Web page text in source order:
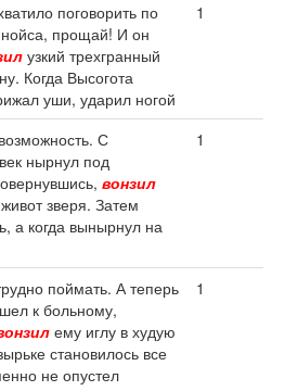
поговорить по
прощай! И он
узкий трехгранный
Когда Высогота
уши, ударил ногой
1
С
нырнул под
вонзил
зверя. Затем
а когда вынырнул на
1
поймать. А теперь
к больному,
ему иглу в худую
становилось все
не опустел
1